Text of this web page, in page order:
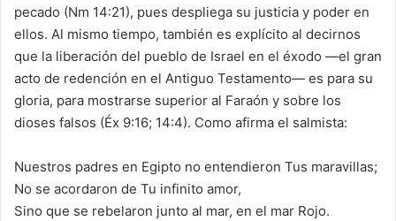
pecado (Nm 14:21), pues despliega su justicia y poder en
ellos. Al mismo tiempo, también es explícito al decirnos
que la liberación del pueblo de Israel en el éxodo —el gran
acto de redención en el Antiguo Testamento— es para su
gloria, para mostrarse superior al Faraón y sobre los
dioses falsos (Éx 9:16; 14:4). Como afirma el salmista:
Nuestros padres en Egipto no entendieron Tus maravillas;
No se acordaron de Tu infinito amor,
Sino que se rebelaron junto al mar, en el mar Rojo.